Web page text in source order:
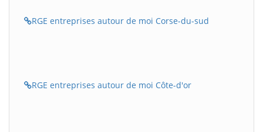
RGE entreprises autour de moi Corse-du-sud
RGE entreprises autour de moi Côte-d'or